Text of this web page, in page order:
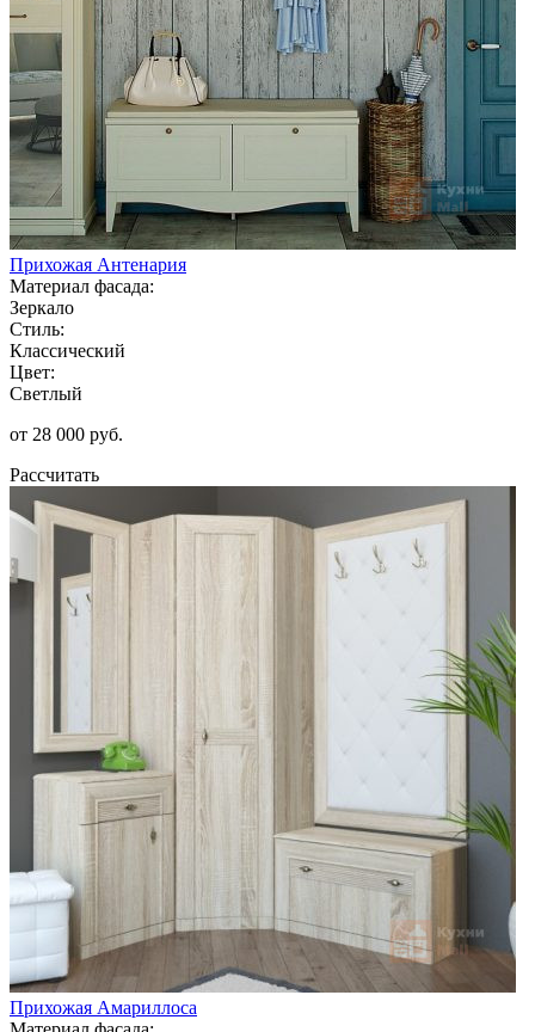
Прихожая Антенария
Материал фасада:
Зеркало
Стиль:
Классический
Цвет:
Светлый
от 28 000 руб.
Рассчитать
Прихожая Амариллоса